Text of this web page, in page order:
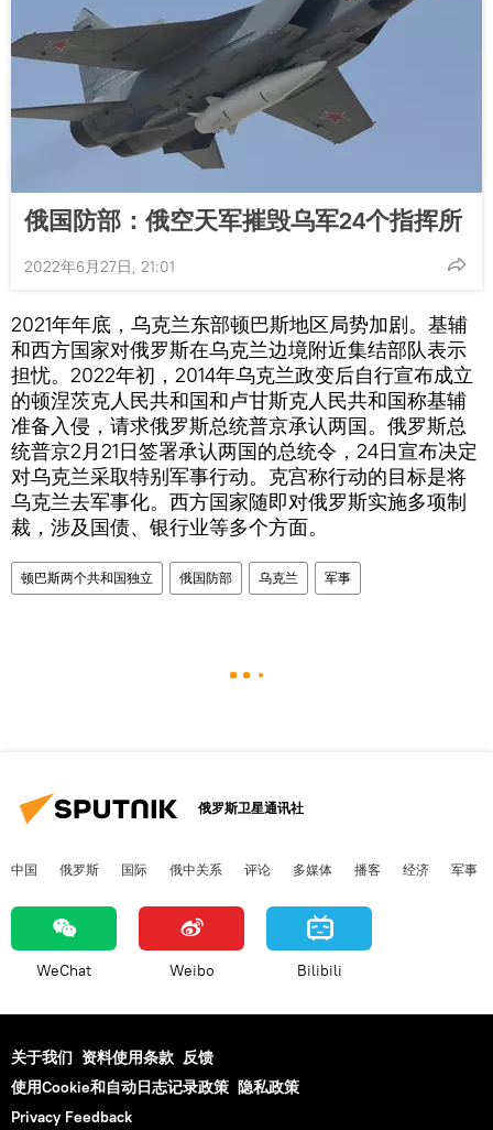
俄国防部：俄空天军摧毁乌军24个指挥所
2022年6月27日, 21:01
2021年年底，乌克兰东部顿巴斯地区局势加剧。基辅
和西方国家对俄罗斯在乌克兰边境附近集结部队表示
担忧。2022年初，2014年乌克兰政变后自行宣布成立
的顿涅茨克人民共和国和卢甘斯克人民共和国称基辅
准备入侵，请求俄罗斯总统普京承认两国。俄罗斯总
统普京2月21日签署承认两国的总统令，24日宣布决定
对乌克兰采取特别军事行动。克宫称行动的目标是将
乌克兰去军事化。西方国家随即对俄罗斯实施多项制
裁，涉及国债、银行业等多个方面。
顿巴斯两个共和国独立 俄国防部 乌克兰 军事
俄罗斯卫星通讯社
中国 俄罗斯 国际 俄中关系 评论 多媒体 播客 经济 军事
WeChat Weibo Bilibili
关于我们 资料使用条款 反馈
使用Cookie和自动日志记录政策 隐私政策
Privacy Feedback